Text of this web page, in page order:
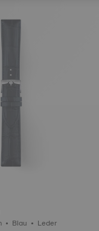
Bandanstoßbreite 22 mm • Blau • Leder